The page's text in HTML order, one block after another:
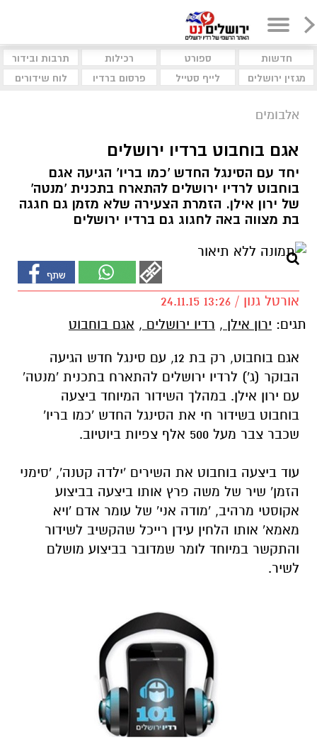
חדשות ספורט רכילות
תרבות ובידור
מגזין ירושלים
לייף סטייל פרסום ברדיו לוח שידורים
אלבומים
אגם בוחבוט ברדיו ירושלים
יחד עם הסינגל החדש 'כמו בריו' הגיעה אגם
בוחבוט לרדיו ירושלים להתארח בתכנית 'מנטה'
של ירון אילן. הזמרת הצעירה שלא מזמן גם חגגה
בת מצווה באה לחגוג גם ברדיו ירושלים
אורטל גנון / 13:26 24.11.15
תגים: ירון אילן , רדיו ירושלים , אגם בוחבוט
אגם בוחבוט, רק בת 12, עם סינגל חדש הגיעה
הבוקר (ג') לרדיו ירושלים להתארח בתכנית 'מנטה'
עם ירון אילן. במהלך השידור המיוחד ביצעה
בוחבוט בשידור חי את הסינגל החדש 'כמו בריו'
שכבר צבר מעל 500 אלף צפיות ביוטיוב.
עוד ביצעה בוחבוט את השירים 'ילדה קטנה', 'סימני
הזמן' שיר של משה פרץ אותו ביצעה בביצוע
אקוסטי מרהיב, 'מודה אני' של עומר אדם 'ויא
מאמא' אותו הלחין עידן רייכל שהקשיב לשידור
והתקשר במיוחד לומר שמדובר בביצוע מושלם
לשיר.